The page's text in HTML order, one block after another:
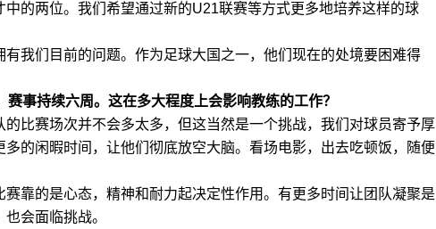
的两位。我们希望通过新的U21联赛等方式更多地培养这样的球
我们目前的问题。作为足球大国之一，他们现在的处境要困难得
事持续六周。这在多大程度上会影响教练的工作？
的比赛场次并不会多太多，但这当然是一个挑战，我们对球员寄予厚
的闲暇时间，让他们彻底放空大脑。看场电影，出去吃顿饭，随便
赛靠的是心态，精神和耐力起决定性作用。有更多时间让团队凝聚是
会面临挑战。